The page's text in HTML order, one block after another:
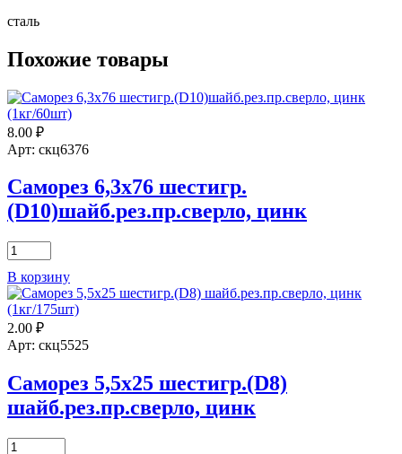
сталь
Похожие товары
8.00 ₽
Арт: скц6376
Саморез 6,3х76 шестигр.
(D10)шайб.рез.пр.сверло, цинк
Количество
товара
Саморез
6,3х76
шестигр.
(D10)шайб.рез.пр.сверло,
цинк
В корзину
2.00 ₽
Арт: скц5525
Саморез 5,5х25 шестигр.(D8)
шайб.рез.пр.сверло, цинк
Количество